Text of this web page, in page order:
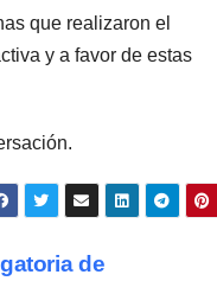
que realizaron el
y a favor de estas
de